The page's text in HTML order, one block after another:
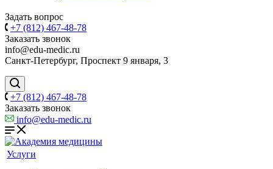
Задать вопрос
+7 (812) 467-48-78
Заказать звонок
info@edu-medic.ru
Санкт-Петербург, Проспект 9 января, 3
+7 (812) 467-48-78
Заказать звонок
info@edu-medic.ru
Услуги